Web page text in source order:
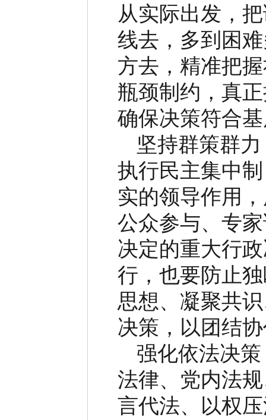
从实际出发，
线去，多到困
方去，精准把
瓶颈制约，真
确保决策符合
坚持群策群
执行民主集中
实的领导作用
公众参与、专
决定的重大行
行，也要防止
思想、凝聚共
决策，以团结
强化依法决
法律、党内法
言代法、以权